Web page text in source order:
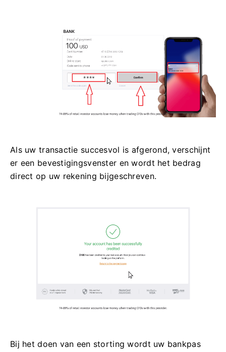
Als uw transactie succesvol is afgerond, verschijnt
er een bevestigingsvenster en wordt het bedrag
direct op uw rekening bijgeschreven.
Bij het doen van een storting wordt uw bankpas